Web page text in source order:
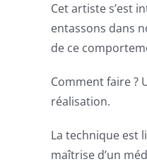
Cet artiste s’est
entassons dans
de ce
Comment faire ?
réalisation.
La technique est
maîtrise d’un